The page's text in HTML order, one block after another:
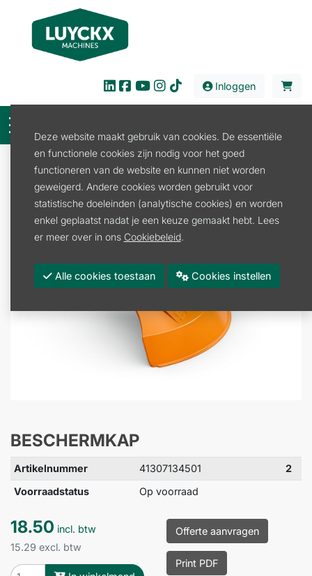
Inloggen
Tuin en Park
Bosmaaier/Trimmer
BESCHERMKAP
Artikelnummer 41307134501
2
Voorraadstatus
Op voorraad
18.50 incl. btw
15.29 excl. btw
Offerte aanvragen
Print PDF
Deze website maakt gebruik van cookies. De essentiële
en functionele cookies zijn nodig voor het goed
functioneren van de website en kunnen niet worden
geweigerd. Andere cookies worden gebruikt voor
statistische doeleinden (analytische cookies) en worden
enkel geplaatst nadat je een keuze gemaakt hebt. Lees
er meer over in ons Cookiebeleid.
Alle cookies toestaan Cookies instellen